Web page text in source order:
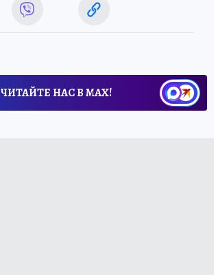
ЧИТАЙТЕ НАС В МАХ!